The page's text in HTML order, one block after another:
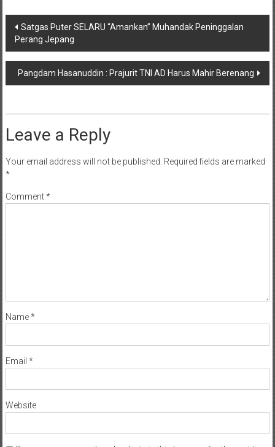
Post
navigation
Satgas Puter SELARU “Amankan” Muhandak Peninggalan
Perang Jepang
Pangdam Hasanuddin : Prajurit TNI AD Harus Mahir Berenang
Leave a Reply
Your email address will not be published. Required fields are marked
*
Comment*
Name*
Email *
Website